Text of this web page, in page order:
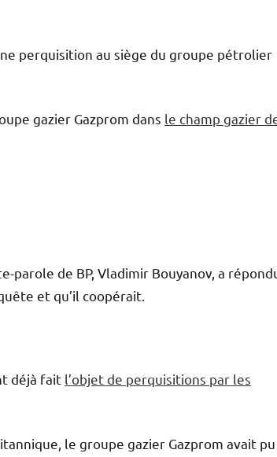
perquisition au siège du groupe pétrolier
gazier Gazprom dans le champ gazier
de BP, Vladimir Bouyanov, a
et qu’il coopérait.
déjà fait l’objet de perquisitions par les
le groupe gazier Gazprom avait pu